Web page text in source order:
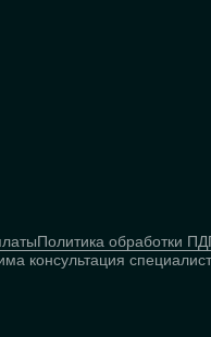
Политика обработки ПД
консультация